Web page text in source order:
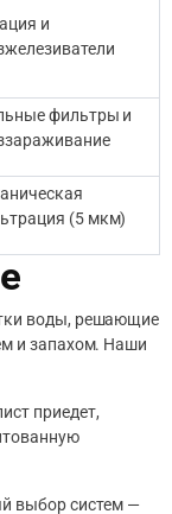
и
фильтры и
(5 мкм)
воды, решающие
и запахом. Наши
приедет,
выбор систем —